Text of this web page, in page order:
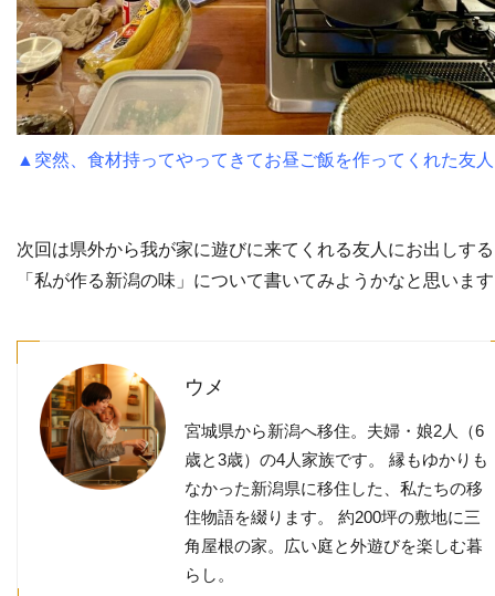
▲突然、食材持ってやってきてお昼ご飯を作ってくれた友人
次回は県外から我が家に遊びに来てくれる友人にお出しする
「私が作る新潟の味」について書いてみようかなと思いま
ウメ
宮城県から新潟へ移住。夫婦・娘2人（6
歳と3歳）の4人家族です。 縁もゆかりも
なかった新潟県に移住した、私たちの移
住物語を綴ります。 約200坪の敷地に三
角屋根の家。広い庭と外遊びを楽しむ暮
らし。